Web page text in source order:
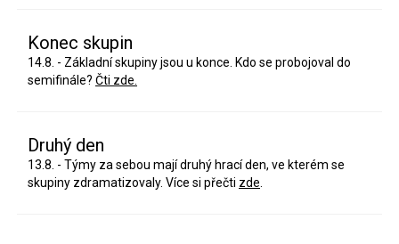
Konec skupin
14.8. - Základní skupiny jsou u konce. Kdo se probojoval do
semifinále? Čti zde.
Druhý den
13.8. - Týmy za sebou mají druhý hrací den, ve kterém se
skupiny zdramatizovaly. Více si přečti zde